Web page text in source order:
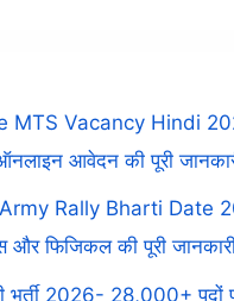
MTS Vacancy Hindi
आवेदन की पूरी
Rally Bharti Date
और फिजिकल की पूरी
भर्ती 2026- 28,000+ पदों